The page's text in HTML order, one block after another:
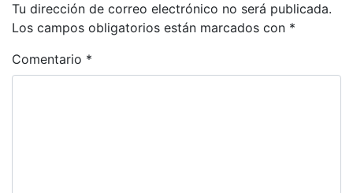
Tu dirección de correo electrónico no será publicada.
Los campos obligatorios están marcados con *
Comentario *